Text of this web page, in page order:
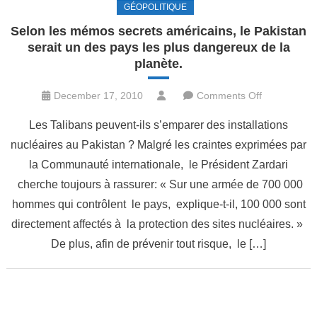
GÉOPOLITIQUE
Selon les mémos secrets américains, le Pakistan
serait un des pays les plus dangereux de la
planète.
December 17, 2010 Comments Offon
les
mémos
secrets
américains,
le
Pakistan
un
des
Les Talibans peuvent-ils s’emparer des installations
nucléaires au Pakistan ? Malgré les craintes exprimées par
la Communauté internationale, le Président Zardari
cherche toujours à rassurer: « Sur une armée de 700 000
hommes qui contrôlent le pays, explique-t-il, 100 000 sont
directement affectés à la protection des sites nucléaires. »
De plus, afin de prévenir tout risque, le […]